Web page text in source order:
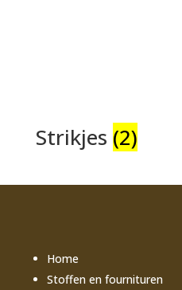
Strikjes (2)
Home
Stoffen en fournituren